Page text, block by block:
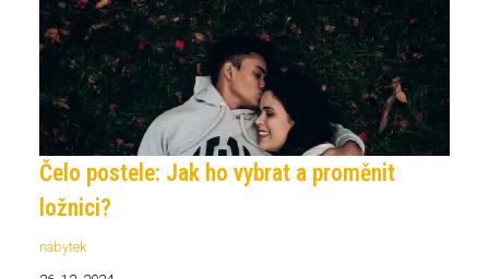
Čelo postele: Jak ho vybrat a proměnit
ložnici?
nábytek